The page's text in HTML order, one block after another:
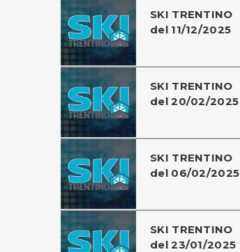
SKI TRENTINO
del 11/12/2025
SKI TRENTINO
del 20/02/2025
SKI TRENTINO
del 06/02/2025
SKI TRENTINO
del 23/01/2025